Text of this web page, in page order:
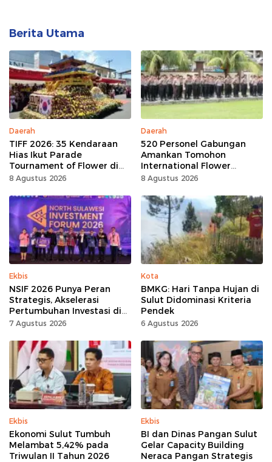
Berita Utama
Daerah
TIFF 2026: 35 Kendaraan
Hias Ikut Parade
Tournament of Flower di
Tomohon
8 Agustus 2026
Daerah
520 Personel Gabungan
Amankan Tomohon
International Flower
Festival
8 Agustus 2026
Ekbis
NSIF 2026 Punya Peran
Strategis, Akselerasi
Pertumbuhan Investasi di
Sulut
7 Agustus 2026
Kota
BMKG: Hari Tanpa Hujan di
Sulut Didominasi Kriteria
Pendek
6 Agustus 2026
Ekbis
Ekonomi Sulut Tumbuh
Melambat 5,42% pada
Triwulan II Tahun 2026
Ekbis
BI dan Dinas Pangan Sulut
Gelar Capacity Building
Neraca Pangan Strategis